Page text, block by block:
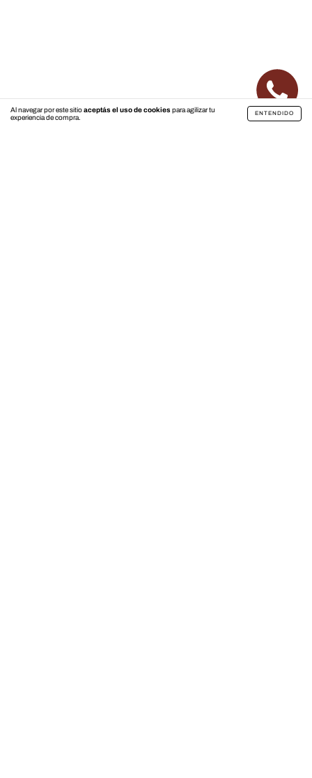
Al navegar por este sitioaceptás el uso de cookiespara agilizar tu
experiencia de compra.
ENTENDIDO